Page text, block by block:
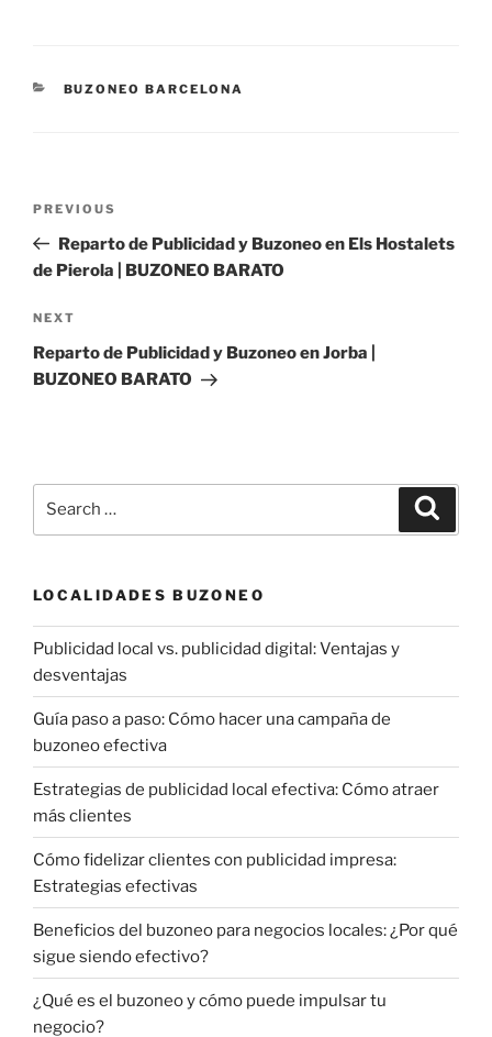
CATEGORIES
BUZONEO BARCELONA
Previous
Post
PREVIOUS
Reparto de Publicidad y Buzoneo en Els Hostalets
de Pierola | BUZONEO BARATO
Next
Post
NEXT
Reparto de Publicidad y Buzoneo en Jorba |
BUZONEO BARATO
LOCALIDADES BUZONEO
Publicidad local vs. publicidad digital: Ventajas y
desventajas
Guía paso a paso: Cómo hacer una campaña de
buzoneo efectiva
Estrategias de publicidad local efectiva: Cómo atraer
más clientes
Cómo fidelizar clientes con publicidad impresa:
Estrategias efectivas
Beneficios del buzoneo para negocios locales: ¿Por qué
sigue siendo efectivo?
¿Qué es el buzoneo y cómo puede impulsar tu
negocio?